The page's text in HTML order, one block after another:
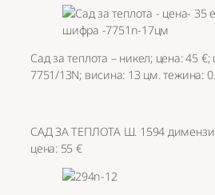
Сад за теплота – никел; цена: 45
7751/13N; висина: 13 цм. тежина:
САД ЗА ТЕПЛОТА Ш. 1594
цена: 55 €